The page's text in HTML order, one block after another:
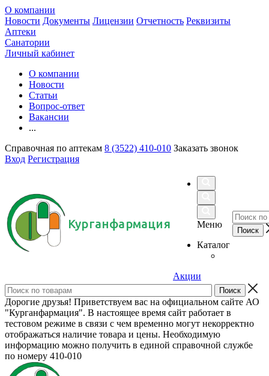
О компании
Новости Документы Лицензии Отчетность Реквизиты
Аптеки
Санатории
Личный кабинет
О компании
Новости
Статьи
Вопрос-ответ
Вакансии
...
Справочная по аптекам 8 (3522) 410-010 Заказать звонок
Вход Регистрация
Курганфармация
Меню
Каталог
Акции
Дорогие друзья! Приветствуем вас на официальном сайте АО
"Курганфармация". В настоящее время сайт работает в
тестовом режиме в связи с чем временно могут некорректно
отображаться наличие товара и цены. Необходимую
информацию можно получить в единой справочной службе
по номеру 410-010